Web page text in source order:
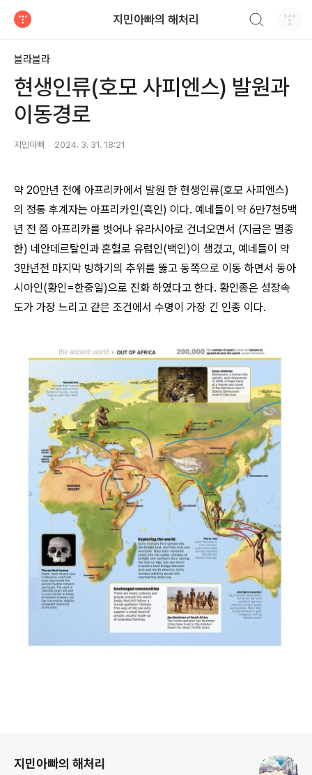
지민아빠의 해처리
블라블라
현생인류(호모 사피엔스) 발원과
이동경로
지민아빠 2024. 3. 31. 18:21
약 20만년 전에 아프리카에서 발원 한 현생인류(호모 사피엔스)
의 정통 후계자는 아프리카인(흑인) 이다. 예네들이 약 6만7천5백
년 전 쯤 아프리카를 벗어나 유라시아로 건너오면서 (지금은 멸종
한) 네안데르탈인과 혼혈로 유럽인(백인)이 생겼고, 예네들이 약
3만년전 마지막 빙하기의 추위를 뚫고 동쪽으로 이동 하면서 동아
시아인(황인=한중일)으로 진화 하였다고 한다. 황인종은 성장속
도가 가장 느리고 같은 조건에서 수명이 가장 긴 인종 이다.
지민아빠의 해처리